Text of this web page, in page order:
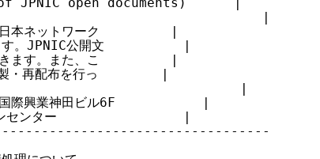
|
人日本ネットワーク         |
ます。JPNIC公開文          |
できます。また、こ         |
製・再配布を行っ        |
|
際興業神田ビル6F           |
ョンセンター                |